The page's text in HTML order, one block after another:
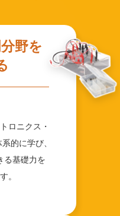
野を
ロニクス・
的に学び、
る基礎力を
。